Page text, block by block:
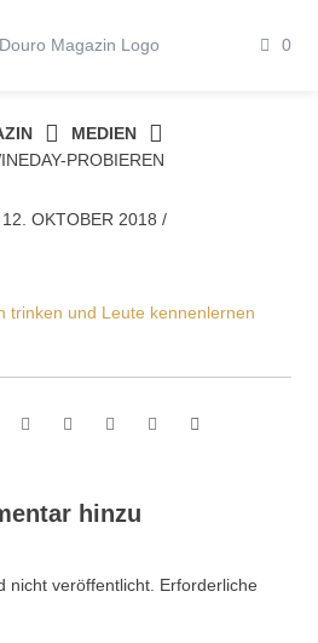
0
MEDIEN
PROBIEREN
12. OKTOBER 2018 /
hinzu
nicht veröffentlicht. Erforderliche